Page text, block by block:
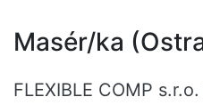
Masér/ka
FLEXIBLE COMP